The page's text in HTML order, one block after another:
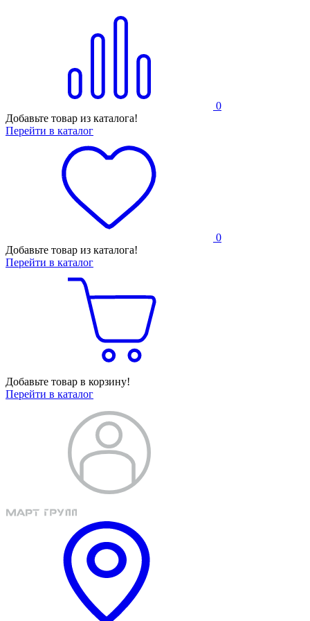
0
Добавьте товар из каталога!
Перейти в каталог
0
Добавьте товар из каталога!
Перейти в каталог
Добавьте товар в корзину!
Перейти в каталог